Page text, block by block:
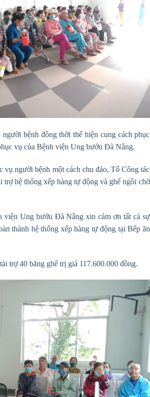
bệnh đồng thời thể hiện cung cách phục
vụ của Bệnh viện Ung bướu Đà Nẵng.
người bệnh một cách chu đáo, Tổ Công tác
hệ thống xếp hàng tự động và ghế ngồi chờ
viện Ung bướu Đà Nẵng xin cảm ơn tất cả sự
thành hệ thống xếp hàng tự động tại Bếp ăn
trợ 40 băng ghế trị giá 117.600.000 đồng.